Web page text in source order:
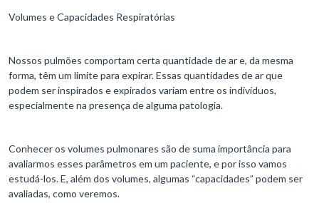
Volumes e Capacidades Respiratórias
Nossos pulmões comportam certa quantidade de ar e, da mesma
forma, têm um limite para expirar. Essas quantidades de ar que
podem ser inspirados e expirados variam entre os indivíduos,
especialmente na presença de alguma patologia.
Conhecer os volumes pulmonares são de suma importância para
avaliarmos esses parâmetros em um paciente, e por isso vamos
estudá-los. E, além dos volumes, algumas “capacidades” podem ser
avaliadas, como veremos.